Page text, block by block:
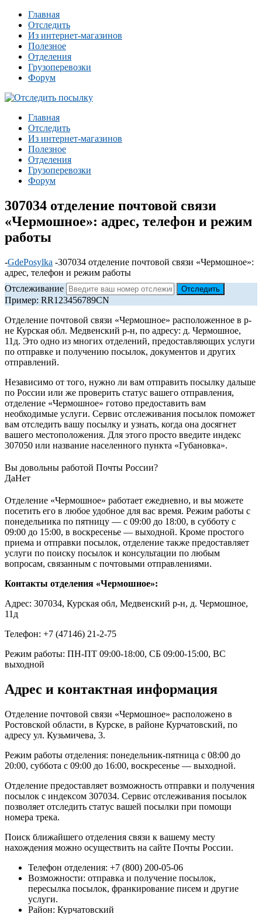
Главная
Отследить
Из интернет-магазинов
Полезное
Отделения
Грузоперевозки
Форум
Главная
Отследить
Из интернет-магазинов
Полезное
Отделения
Грузоперевозки
Форум
307034 отделение почтовой связи
«Чермошное»: адрес, телефон и режим
работы
-GdePosylka -307034 отделение почтовой связи «Чермошное»:
адрес, телефон и режим работы
Отслеживание
Пример: RR123456789CN
Отделение почтовой связи «Чермошное» расположенное в р-
не Курская обл. Медвенский р-н, по адресу: д. Чермошное,
11д. Это одно из многих отделений, предоставляющих услуги
по отправке и получению посылок, документов и других
отправлений.
Независимо от того, нужно ли вам отправить посылку дальше
по России или же проверить статус вашего отправления,
отделение «Чермошное» готово предоставить вам
необходимые услуги. Сервис отслеживания посылок поможет
вам отследить вашу посылку и узнать, когда она досягнет
вашего местоположения. Для этого просто введите индекс
307050 или название населенного пункта «Губановка».
Вы довольны работой Почты России?
ДаНет
Отделение «Чермошное» работает ежедневно, и вы можете
посетить его в любое удобное для вас время. Режим работы с
понедельника по пятницу — с 09:00 до 18:00, в субботу с
09:00 до 15:00, в воскресенье — выходной. Кроме простого
приема и отправки посылок, отделение также предоставляет
услуги по поиску посылок и консультации по любым
вопросам, связанным с почтовыми отправлениями.
Контакты отделения «Чермошное»:
Адрес: 307034, Курская обл, Медвенский р-н, д. Чермошное,
11д
Телефон: +7 (47146) 21-2-75
Режим работы: ПН-ПТ 09:00-18:00, СБ 09:00-15:00, ВС
выходной
Адрес и контактная информация
Отделение почтовой связи «Чермошное» расположено в
Ростовской области, в Курске, в районе Курчатовский, по
адресу ул. Кузьмичева, 3.
Режим работы отделения: понедельник-пятница с 08:00 до
20:00, суббота с 09:00 до 16:00, воскресенье — выходной.
Отделение предоставляет возможность отправки и получения
посылок с индексом 307034. Сервис отслеживания посылок
позволяет отследить статус вашей посылки при помощи
номера трека.
Поиск ближайшего отделения связи к вашему месту
нахождения можно осуществить на сайте Почты России.
Телефон отделения: +7 (800) 200-05-06
Возможности: отправка и получение посылок,
пересылка посылок, франкирование писем и другие
услуги.
Район: Курчатовский